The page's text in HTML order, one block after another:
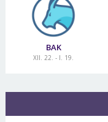
BAK
XII. 22. - I. 19.